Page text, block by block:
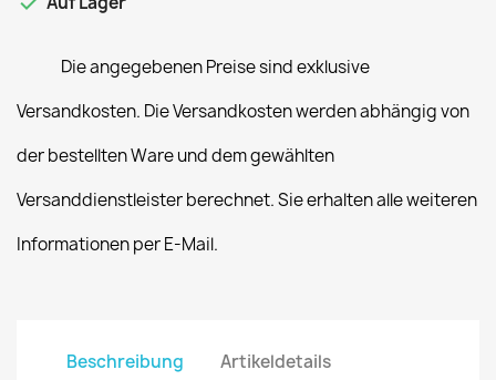
Die angegebenen Preise sind exklusive
Versandkosten. Die Versandkosten werden abhängig von
der bestellten Ware und dem gewählten
Versanddienstleister berechnet. Sie erhalten alle weiteren
Informationen per E-Mail.
Beschreibung Artikeldetails